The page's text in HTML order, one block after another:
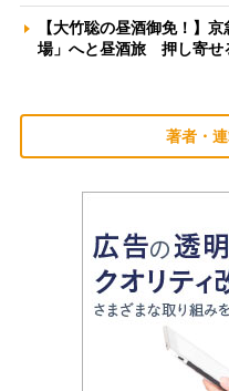
【大竹聡の昼酒御免！】
場」へと昼酒旅 押し寄
著者・